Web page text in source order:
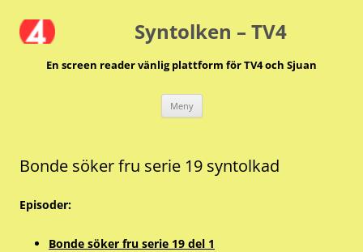
till
innehåll Syntolken – TV4
En screen reader vänlig plattform för TV4 och Sjuan
Meny
Bonde söker fru serie 19 syntolkad
Episoder:
Bonde söker fru serie 19 del 1